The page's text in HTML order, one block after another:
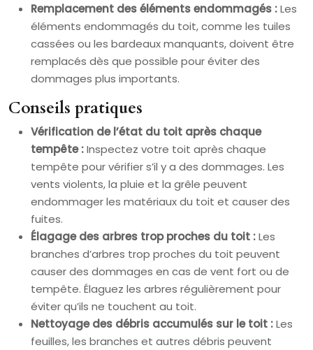
Remplacement des éléments endommagés :Les
éléments endommagés du toit, comme les tuiles
cassées ou les bardeaux manquants, doivent être
remplacés dès que possible pour éviter des
dommages plus importants.
Conseils pratiques
Vérification de l’état du toit après chaque
tempête :Inspectez votre toit après chaque
tempête pour vérifier s’il y a des dommages. Les
vents violents, la pluie et la grêle peuvent
endommager les matériaux du toit et causer des
fuites.
Élagage des arbres trop proches du toit :Les
branches d’arbres trop proches du toit peuvent
causer des dommages en cas de vent fort ou de
tempête. Élaguez les arbres régulièrement pour
éviter qu’ils ne touchent au toit.
Nettoyage des débris accumulés sur le toit :Les
feuilles, les branches et autres débris peuvent